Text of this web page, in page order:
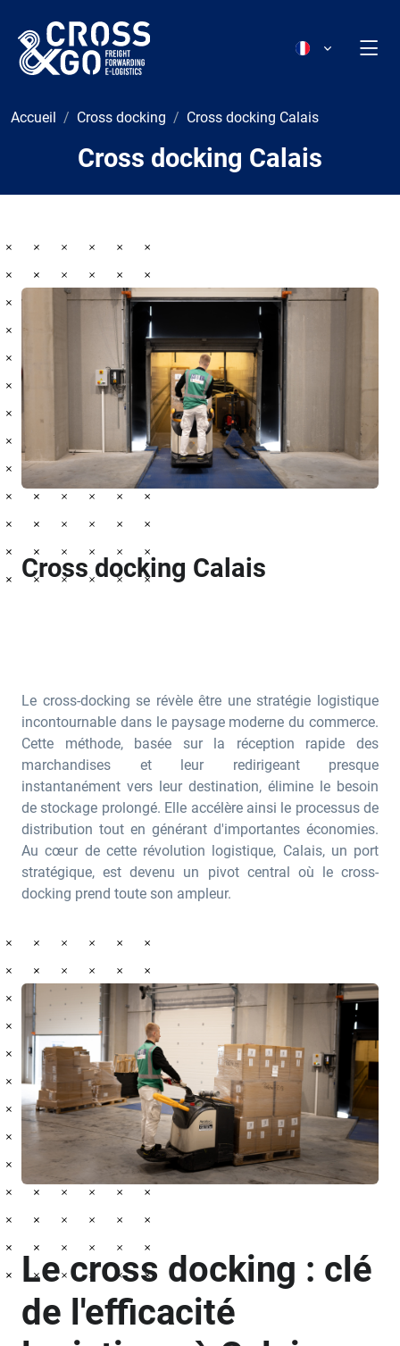
Accueil Cross docking Cross docking Calais
Cross docking Calais
Cross docking Calais
Le cross-docking se révèle être une stratégie logistique
incontournable dans le paysage moderne du commerce.
Cette méthode, basée sur la réception rapide des
marchandises et leur redirigeant presque
instantanément vers leur destination, élimine le besoin
de stockage prolongé. Elle accélère ainsi le processus de
distribution tout en générant d'importantes économies.
Au cœur de cette révolution logistique, Calais, un port
stratégique, est devenu un pivot central où le cross-
docking prend toute son ampleur.
Le cross docking : clé
de l'efficacité